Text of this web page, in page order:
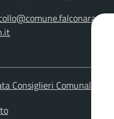
Consiglieri Comunali